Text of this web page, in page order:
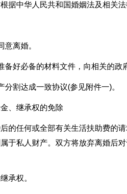
据中华人民共和国婚姻法及相关法
离婚。
好必备的材料文件，向相关的政
割达成一致协议(参见附件一)。
、继承权的免除
的任何或全部有关生活扶助费的
于私人财产。双方将放弃离婚后
承权。